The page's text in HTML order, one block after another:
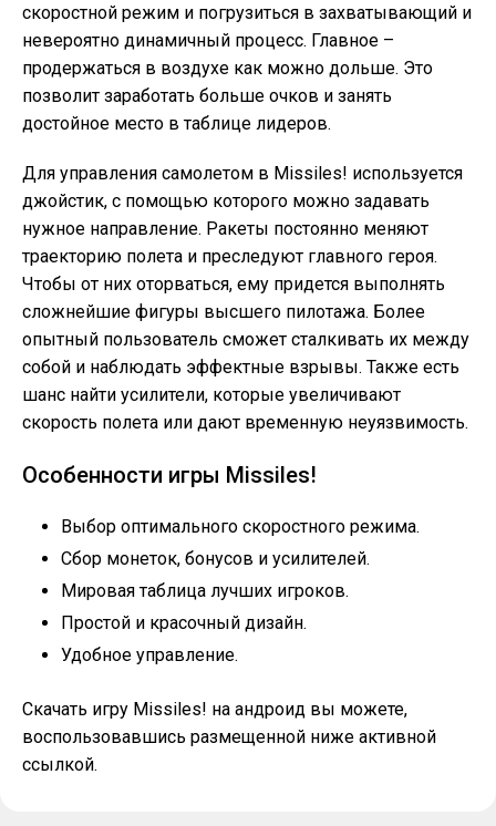
скоростной режим и погрузиться в захватывающий и
невероятно динамичный процесс. Главное –
продержаться в воздухе как можно дольше. Это
позволит заработать больше очков и занять
достойное место в таблице лидеров.
Для управления самолетом в Missiles! используется
джойстик, с помощью которого можно задавать
нужное направление. Ракеты постоянно меняют
траекторию полета и преследуют главного героя.
Чтобы от них оторваться, ему придется выполнять
сложнейшие фигуры высшего пилотажа. Более
опытный пользователь сможет сталкивать их между
собой и наблюдать эффектные взрывы. Также есть
шанс найти усилители, которые увеличивают
скорость полета или дают временную неуязвимость.
Особенности игры Missiles!
Выбор оптимального скоростного режима.
Сбор монеток, бонусов и усилителей.
Мировая таблица лучших игроков.
Простой и красочный дизайн.
Удобное управление.
Скачать игру Missiles! на андроид вы можете,
воспользовавшись размещенной ниже активной
ссылкой.